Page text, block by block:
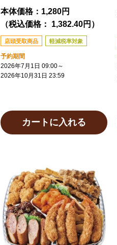
本体価格： 1,280円
（税込価格： 1,382.40円）
店頭受取商品 軽減税率対象
予約期間
2026年7月1日 09:00～
2026年10月31日 23:59
カートに入れる